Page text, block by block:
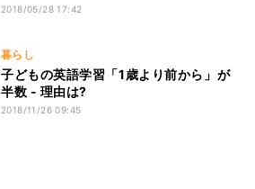
2018/05/28 17:42
暮らし
子どもの英語学習「1歳より前から」が
半数 - 理由は?
2018/11/26 09:45